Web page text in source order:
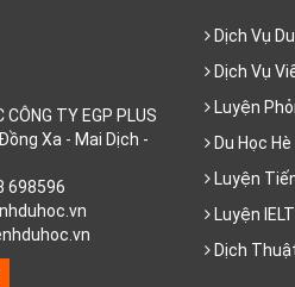
CÔNG TY EGP PLUS
Xa - Mai Dịch -
698596
Dịch Vụ
Dịch Vụ
Luyện
Du Học Hè
Luyện
Luyện
Dịch